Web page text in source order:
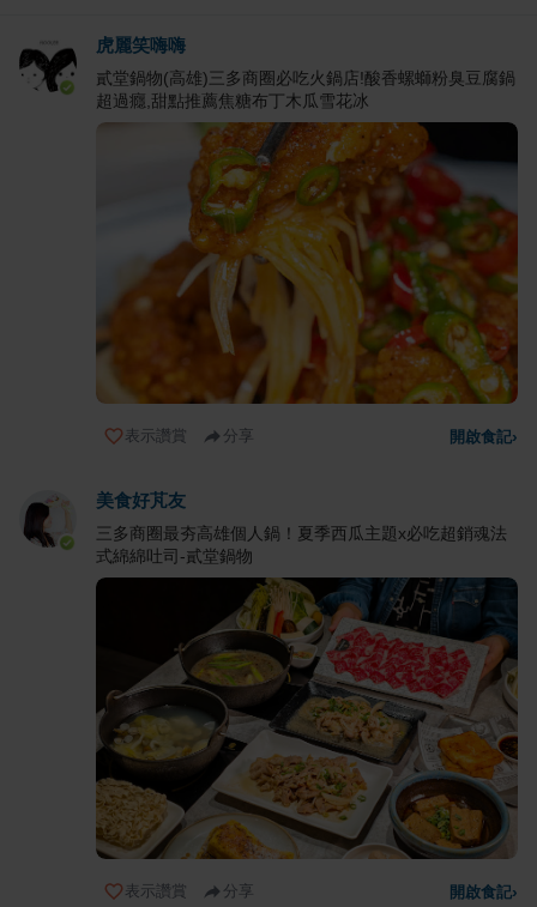
虎麗笑嗨嗨
貳堂鍋物(高雄)三多商圈必吃火鍋店!酸香螺螄粉臭豆腐鍋
超過癮,甜點推薦焦糖布丁木瓜雪花冰
表示讚賞 分享 開啟食記›
美食好芃友
三多商圈最夯高雄個人鍋！夏季西瓜主題x必吃超銷魂法
式綿綿吐司-貳堂鍋物
表示讚賞 分享 開啟食記›